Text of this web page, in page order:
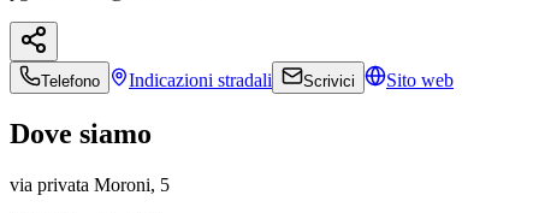
Telefono Indicazioni stradali Scrivici Sito web
Dove siamo
via privata Moroni, 5